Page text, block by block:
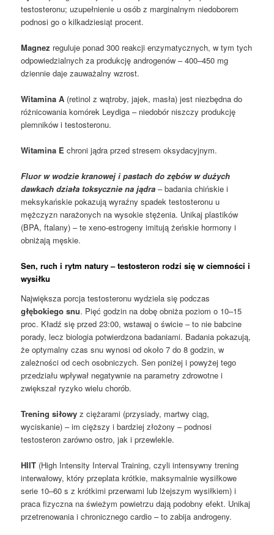
testosteronu; uzupełnienie u osób z marginalnym niedoborem
podnosi go o kilkadziesiąt procent.
Magnez reguluje ponad 300 reakcji enzymatycznych, w tym tych
odpowiedzialnych za produkcję androgenów – 400–450 mg
dziennie daje zauważalny wzrost.
Witamina A (retinol z wątroby, jajek, masła) jest niezbędna do
różnicowania komórek Leydiga – niedobór niszczy produkcję
plemników i testosteronu.
Witamina E chroni jądra przed stresem oksydacyjnym.
Fluor w wodzie kranowej i pastach do zębów w dużych
dawkach działa toksycznie na jądra– badania chińskie i
meksykańskie pokazują wyraźny spadek testosteronu u
mężczyzn narażonych na wysokie stężenia. Unikaj plastików
(BPA, ftalany) – te xeno-estrogeny imitują żeńskie hormony i
obniżają męskie.
Sen, ruch i rytm natury – testosteron rodzi się w ciemności i
wysiłku
Największa porcja testosteronu wydziela się podczas
głębokiego snu. Pięć godzin na dobę obniża poziom o 10–15
proc. Kładź się przed 23:00, wstawaj o świcie – to nie babcine
porady, lecz biologia potwierdzona badaniami. Badania pokazują,
że optymalny czas snu wynosi od około 7 do 8 godzin, w
zależności od cech osobniczych. Sen poniżej i powyżej tego
przedziału wpływał negatywnie na parametry zdrowotne i
zwiększał ryzyko wielu chorób.
Trening siłowy z ciężarami (przysiady, martwy ciąg,
wyciskanie) – im cięższy i bardziej złożony – podnosi
testosteron zarówno ostro, jak i przewlekle.
HIIT (High Intensity Interval Training, czyli intensywny trening
interwałowy, który przeplata krótkie, maksymalnie wysiłkowe
serie 10–60 s z krótkimi przerwami lub lżejszym wysiłkiem) i
praca fizyczna na świeżym powietrzu dają podobny efekt. Unikaj
przetrenowania i chronicznego cardio – to zabija androgeny.